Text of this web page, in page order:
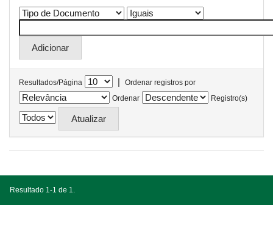
Resultados/Página |
Ordenar registros por
Ordenar
Registro(s)
Resultado 1-1 de 1.